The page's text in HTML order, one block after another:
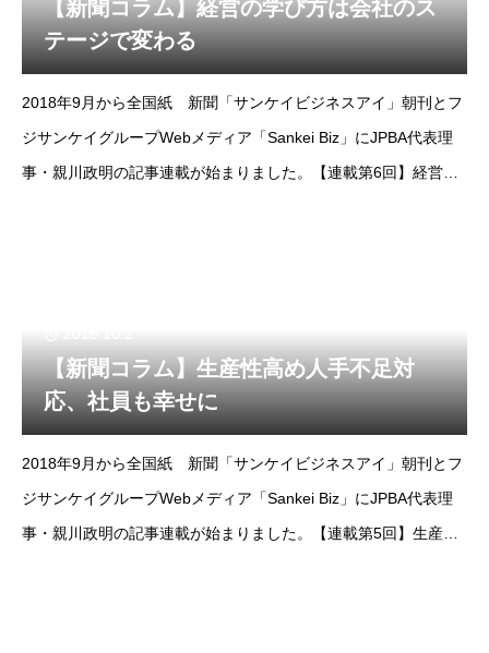
【新聞コラム】経営の学び方は会社のス
テージで変わる
2018年9月から全国紙 新聞「サンケイビジネスアイ」朝刊とフ
ジサンケイグループWebメディア「Sankei Biz」にJPBA代表理
事・親川政明の記事連載が始まりました。【連載第6回】経営の
【新聞コラム】生産性高め人手不足対
応、社員も幸せに
2018年9月から全国紙 新聞「サンケイビジネスアイ」朝刊とフ
ジサンケイグループWebメディア「Sankei Biz」にJPBA代表理
事・親川政明の記事連載が始まりました。【連載第5回】生産性